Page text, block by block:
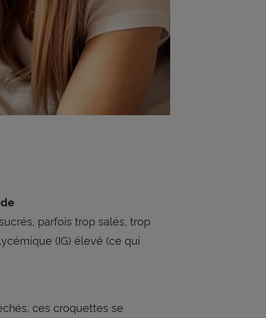
parfois trop salés, trop
(IG) élevé (ce qui
ces croquettes se